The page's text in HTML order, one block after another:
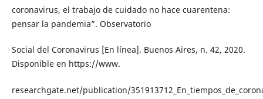
coronavirus, el trabajo de cuidado no hace cuarentena:
pensar la pandemia”. Observatorio
Social del Coronavirus [En línea]. Buenos Aires, n. 42, 2020.
Disponible en https://www.
researchgate.net/publication/